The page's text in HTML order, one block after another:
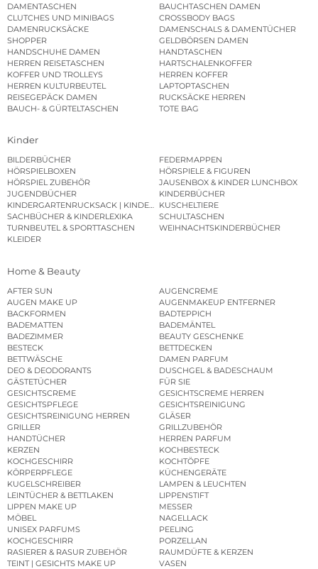
DAMENTASCHEN
BAUCHTASCHEN DAMEN
CLUTCHES UND MINIBAGS
CROSSBODY BAGS
DAMENRUCKSÄCKE
DAMENSCHALS & DAMENTÜCHER
SHOPPER
GELDBÖRSEN DAMEN
HANDSCHUHE DAMEN
HANDTASCHEN
HERREN REISETASCHEN
HARTSCHALENKOFFER
KOFFER UND TROLLEYS
HERREN KOFFER
HERREN KULTURBEUTEL
LAPTOPTASCHEN
REISEGEPÄCK DAMEN
RUCKSÄCKE HERREN
BAUCH- & GÜRTELTASCHEN
TOTE BAG
Kinder
BILDERBÜCHER
FEDERMAPPEN
HÖRSPIELBOXEN
HÖRSPIELE & FIGUREN
HÖRSPIEL ZUBEHÖR
JAUSENBOX & KINDER LUNCHBOX
JUGENDBÜCHER
KINDERBÜCHER
KINDERGARTENRUCKSACK | KINDERGARTENBEUTEL
KUSCHELTIERE
SACHBÜCHER & KINDERLEXIKA
SCHULTASCHEN
TURNBEUTEL & SPORTTASCHEN
WEIHNACHTSKINDERBÜCHER
KLEIDER
Home & Beauty
AFTER SUN
AUGENCREME
AUGEN MAKE UP
AUGENMAKEUP ENTFERNER
BACKFORMEN
BADTEPPICH
BADEMATTEN
BADEMÄNTEL
BADEZIMMER
BEAUTY GESCHENKE
BESTECK
BETTDECKEN
BETTWÄSCHE
DAMEN PARFUM
DEO & DEODORANTS
DUSCHGEL & BADESCHAUM
GÄSTETÜCHER
FÜR SIE
GESICHTSCREME
GESICHTSCREME HERREN
GESICHTSPFLEGE
GESICHTSREINIGUNG
GESICHTSREINIGUNG HERREN
GLÄSER
GRILLER
GRILLZUBEHÖR
HANDTÜCHER
HERREN PARFUM
KERZEN
KOCHBESTECK
KOCHGESCHIRR
KOCHTÖPFE
KÖRPERPFLEGE
KÜCHENGERÄTE
KUGELSCHREIBER
LAMPEN & LEUCHTEN
LEINTÜCHER & BETTLAKEN
LIPPENSTIFT
LIPPEN MAKE UP
MESSER
MÖBEL
NAGELLACK
UNISEX PARFUMS
PEELING
KOCHGESCHIRR
PORZELLAN
RASIERER & RASUR ZUBEHÖR
RAUMDÜFTE & KERZEN
TEINT | GESICHTS MAKE UP
VASEN